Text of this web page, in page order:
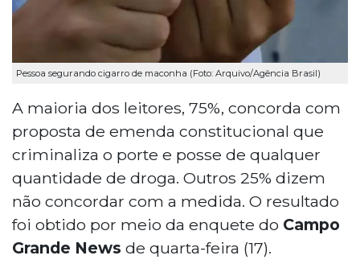
Pessoa segurando cigarro de maconha (Foto: Arquivo/Agência Brasil)
A maioria dos leitores, 75%, concorda com
proposta de emenda constitucional que
criminaliza o porte e posse de qualquer
quantidade de droga. Outros 25% dizem
não concordar com a medida. O resultado
foi obtido por meio da enquete do Campo
Grande News de quarta-feira (17).